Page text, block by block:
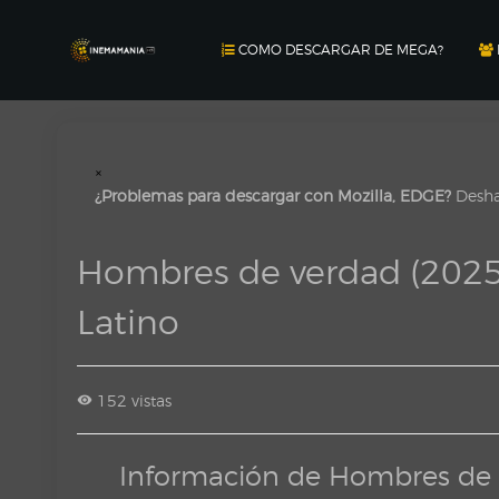
COMO DESCARGAR DE MEGA?
×
¿Problemas para descargar con Mozilla, EDGE?
Hombres de verdad
Latino
152 vistas
Información de Hombres de